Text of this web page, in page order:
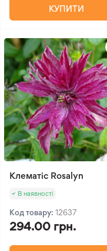
КУПИТИ
Клематіс Rosalyn
В наявності
Код товару: 12637
294.00 грн.